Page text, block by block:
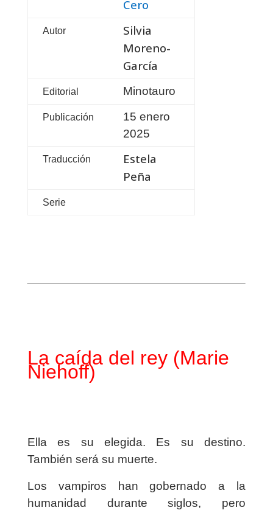
Cero
Autor
Silvia
Moreno-
García
Editorial Minotauro
Publicación
15 enero
2025
Traducción
Estela
Peña
Serie
La caída del rey (Marie
Niehoff)
Ella es su elegida. Es su destino.
También será su muerte.
Los vampiros han gobernado a la
humanidad durante siglos, pero